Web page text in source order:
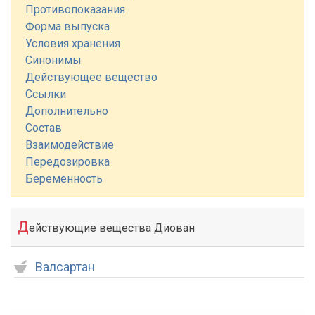
Противопоказания
Форма выпуска
Условия хранения
Синонимы
Действующее вещество
Ссылки
Дополнительно
Состав
Взаимодействие
Передозировка
Беременность
Действующие вещества Диован
Валсартан